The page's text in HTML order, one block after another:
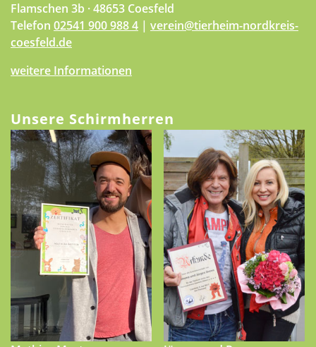
Flamschen 3b · 48653 Coesfeld
Telefon 02541 900 988 4 | verein@tierheim-nordkreis-
coesfeld.de
weitere Informationen
Unsere Schirmherren